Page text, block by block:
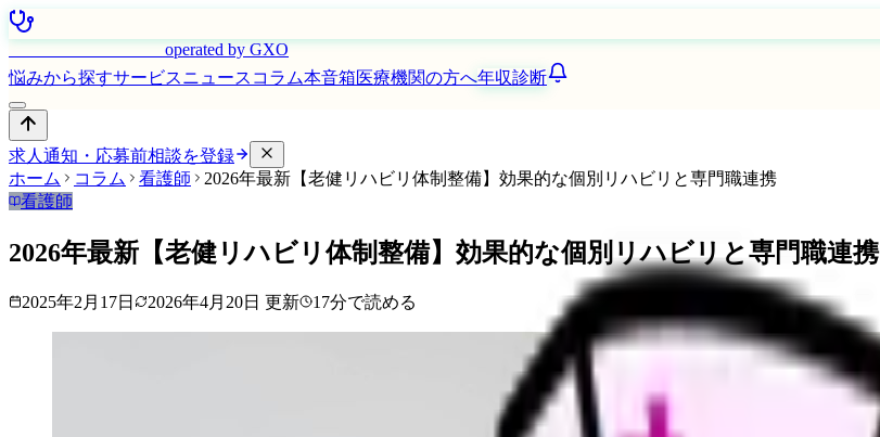
operated by GXO
悩みから探すサービスニュース コラム本音箱医療機関の方へ年収診断
求人通知・応募前相談を登録
ホーム
コラム 看護師
2026年最新【老健リハビリ体制整備】効果的な個別リハビリと専門職連携
看護師
2026年最新【老健リハビリ体制整備】効果的な個別リハビリと専門職連携
2025年2月17日 2026年4月20日 更新 17分で読める